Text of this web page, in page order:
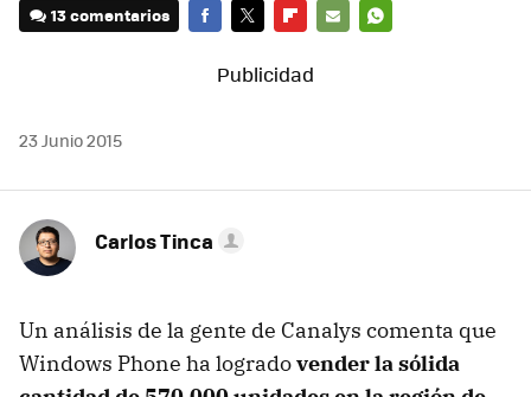
13 comentarios
23 Junio 2015
Carlos Tinca
Un análisis de la gente de Canalys comenta que
Windows Phone ha logradovender la sólida